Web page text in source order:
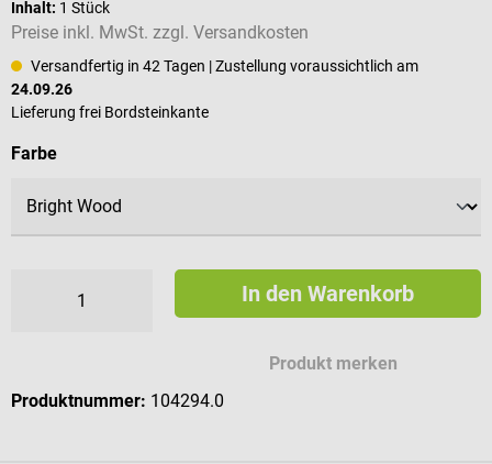
Inhalt: 1 Stück
Preise inkl. MwSt. zzgl. Versandkosten
Versandfertig in 42 Tagen | Zustellung voraussichtlich am
24.09.26
Lieferung frei Bordsteinkante
Farbeauswählen
In den Warenkorb
Produkt merken
Produktnummer: 104294.0